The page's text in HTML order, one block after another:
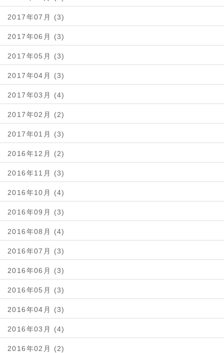
2017年07月 (3)
2017年06月 (3)
2017年05月 (3)
2017年04月 (3)
2017年03月 (4)
2017年02月 (2)
2017年01月 (3)
2016年12月 (2)
2016年11月 (3)
2016年10月 (4)
2016年09月 (3)
2016年08月 (4)
2016年07月 (3)
2016年06月 (3)
2016年05月 (3)
2016年04月 (3)
2016年03月 (4)
2016年02月 (2)